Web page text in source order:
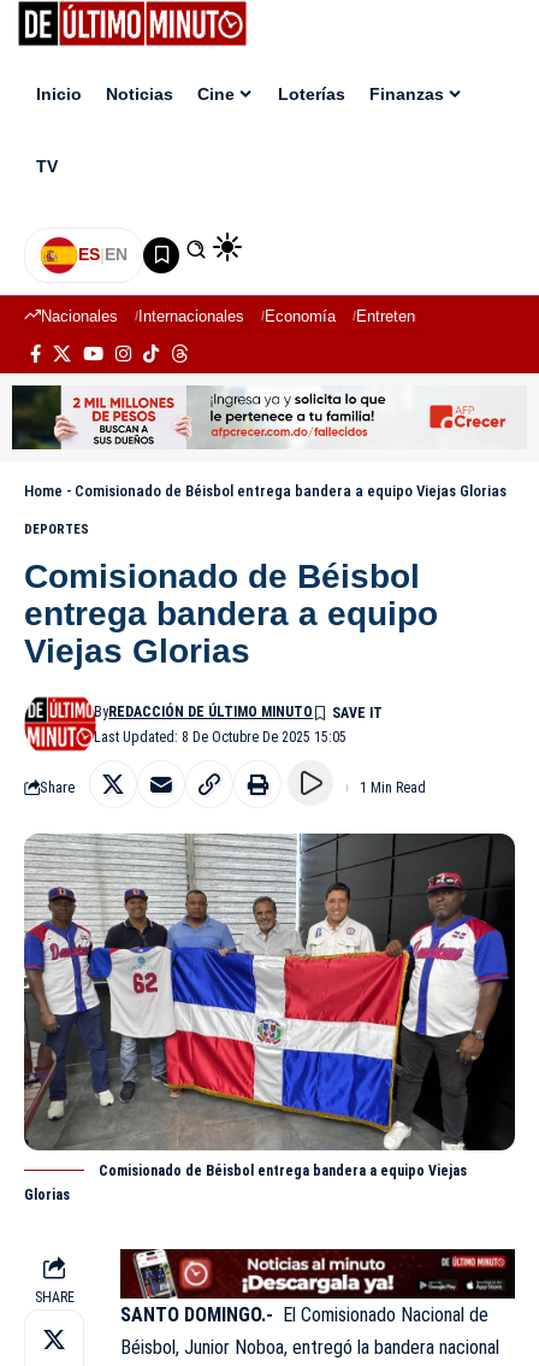
Inicio Noticias Cine Loterías Finanzas
TV
ES|EN
Nacionales Internacionales Economía Entretenimiento
Home - Comisionado de Béisbol entrega bandera a equipo Viejas Glorias
DEPORTES
Comisionado de Béisbol
entrega bandera a equipo
Viejas Glorias
Last Updated: 8 De Octubre De 2025 15:05
ByREDACCIÓN DE ÚLTIMO MINUTO
Share 1 Min Read
Comisionado de Béisbol entrega bandera a equipo Viejas
Glorias
SHARE
SANTO DOMINGO.- El Comisionado Nacional de
Béisbol, Junior Noboa, entregó la bandera nacional